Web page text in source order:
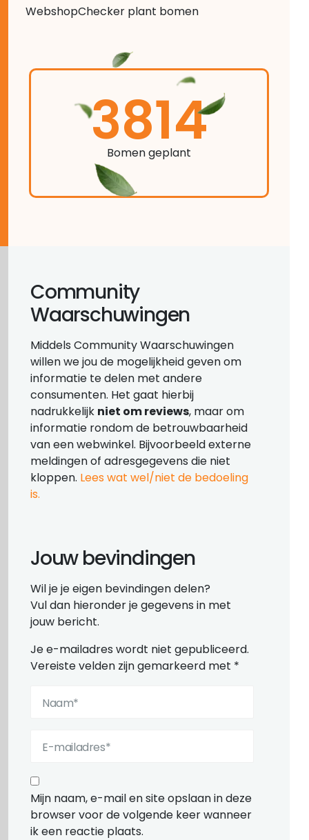
WebshopChecker plant bomen
3814
Bomen geplant
Community
Waarschuwingen
Middels Community Waarschuwingen
willen we jou de mogelijkheid geven om
informatie te delen met andere
consumenten. Het gaat hierbij
nadrukkelijk niet om reviews, maar om
informatie rondom de betrouwbaarheid
van een webwinkel. Bijvoorbeeld externe
meldingen of adresgegevens die niet
kloppen. Lees wat wel/niet de bedoeling
is.
Jouw bevindingen
Wil je je eigen bevindingen delen?
Vul dan hieronder je gegevens in met
jouw bericht.
Je e-mailadres wordt niet gepubliceerd.
Vereiste velden zijn gemarkeerd met *
Mijn naam, e-mail en site opslaan in deze
browser voor de volgende keer wanneer
ik een reactie plaats.